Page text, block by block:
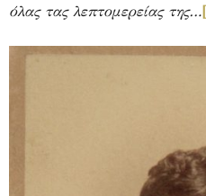
όλας τας λεπτομερείας της…